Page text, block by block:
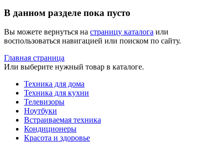
В данном разделе пока пусто
Вы можете вернуться на страницу каталога или
воспользоваться навигацией или поиском по сайту.
Главная страница
Или выберите нужный товар в каталоге.
Техника для дома
Техника для кухни
Телевизоры
Ноутбуки
Встраиваемая техника
Кондиционеры
Красота и здоровье